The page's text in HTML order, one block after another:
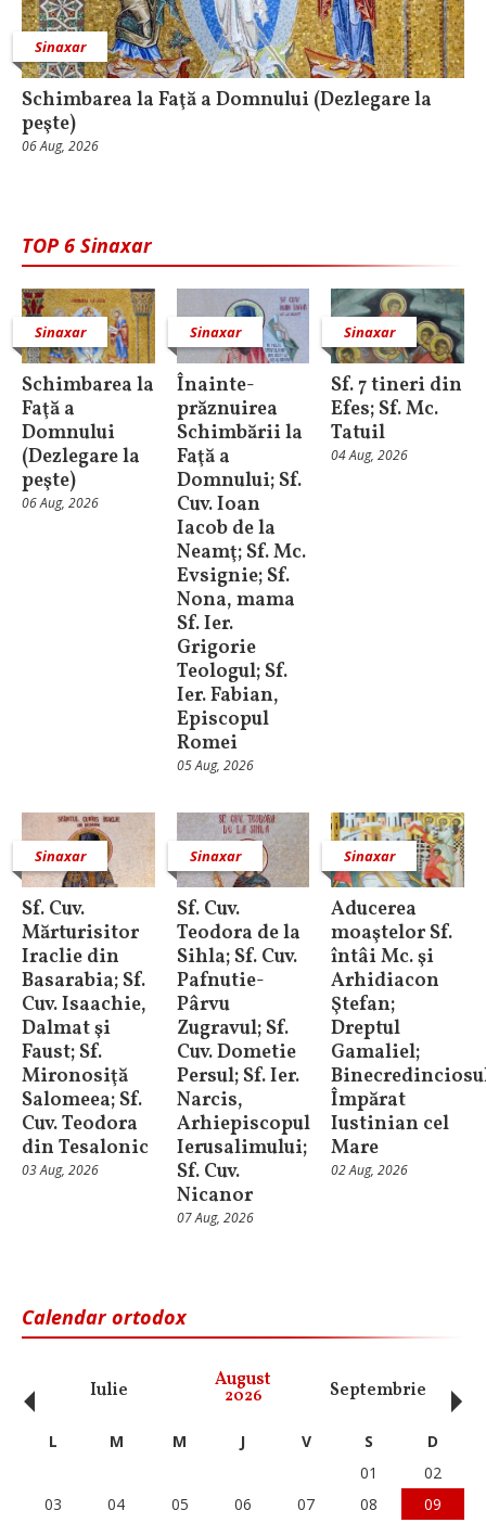
Sinaxar
Schimbarea la Faţă a Domnului (Dezlegare la
peşte)
06 Aug, 2026
TOP 6 Sinaxar
Sinaxar
Schimbarea la
Faţă a
Domnului
(Dezlegare la
peşte)
06 Aug, 2026
Sinaxar
Înainte-
prăznuirea
Schimbării la
Faţă a
Domnului; Sf.
Cuv. Ioan
Iacob de la
Neamţ; Sf. Mc.
Evsignie; Sf.
Nona, mama
Sf. Ier.
Grigorie
Teologul; Sf.
Ier. Fabian,
Episcopul
Romei
05 Aug, 2026
Sinaxar
Sf. 7 tineri din
Efes; Sf. Mc.
Tatuil
04 Aug, 2026
Sinaxar
Sf. Cuv.
Mărturisitor
Iraclie din
Basarabia; Sf.
Cuv. Isaachie,
Dalmat şi
Faust; Sf.
Mironosiţă
Salomeea; Sf.
Cuv. Teodora
din Tesalonic
03 Aug, 2026
Sinaxar
Sf. Cuv.
Teodora de la
Sihla; Sf. Cuv.
Pafnutie-
Pârvu
Zugravul; Sf.
Cuv. Dometie
Persul; Sf. Ier.
Narcis,
Arhiepiscopul
Ierusalimului;
Sf. Cuv.
Nicanor
07 Aug, 2026
Sinaxar
Aducerea
moaştelor Sf.
întâi Mc. şi
Arhidiacon
Ştefan;
Dreptul
Gamaliel;
Împărat
Iustinian cel
Mare
02 Aug, 2026
Calendar ortodox
Iulie August
2026 Septembrie
‹ L M M J V S
D
01
02
03
04 05 06 07 08
09